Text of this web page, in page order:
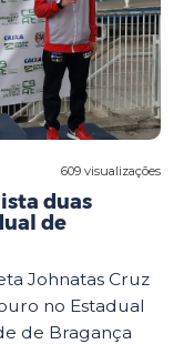
609 visualizações
duas
de
Johnatas Cruz
no Estadual
de Bragança